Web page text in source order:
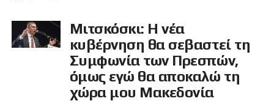
Μιτσκόσκι: Η νέα
κυβέρνηση θα σεβαστεί τη
Συμφωνία των Πρεσπών,
όμως εγώ θα αποκαλώ τη
χώρα μου Μακεδονία